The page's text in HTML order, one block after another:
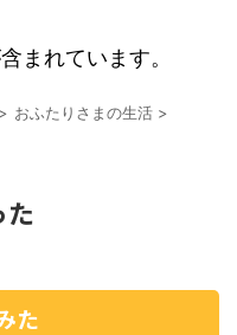
まれています。
> おふたりさまの生活 >
た
た